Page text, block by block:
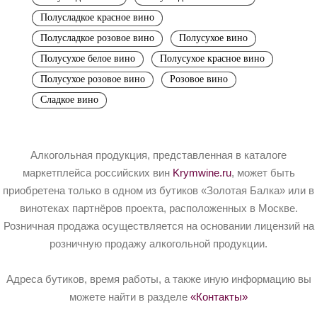
Полусладкое красное вино
Полусладкое розовое вино
Полусухое вино
Полусухое белое вино
Полусухое красное вино
Полусухое розовое вино
Розовое вино
Сладкое вино
Алкогольная продукция, представленная в каталоге
маркетплейса российских вин Krymwine.ru, может быть
приобретена только в одном из бутиков «Золотая Балка» или в
винотеках партнёров проекта, расположенных в Москве.
Розничная продажа осуществляется на основании лицензий на
розничную продажу алкогольной продукции.
Адреса бутиков, время работы, а также иную информацию вы
можете найти в разделе «Контакты»